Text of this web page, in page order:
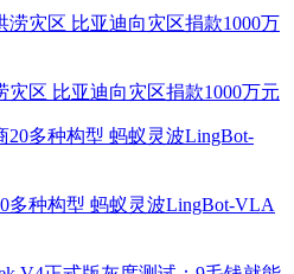
区 比亚迪向灾区捐款1000万元
多种构型 蚂蚁灵波LingBot-VLA